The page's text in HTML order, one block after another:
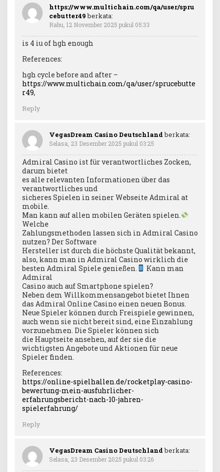
https://www.multichain.com/qa/user/spru
cebutter49 berkata:
Rabu, 12 November 2025 pukul 05:33
is 4 iu of hgh enough
References:
hgh cycle before and after –
https://www.multichain.com/qa/user/sprucebutte
r49,
Reply
VegasDream Casino Deutschland berkata:
Selasa, 23 Desember 2025 pukul 03:25
Admiral Casino ist für verantwortliches Zocken,
darum bietet
es alle relevanten Informationen über das
verantwortliches und
sicheres Spielen in seiner Webseite Admiral at
mobile.
Man kann auf allen mobilen Geräten spielen.
Welche
Zahlungsmethoden lassen sich in Admiral Casino
nutzen? Der Software
Hersteller ist durch die höchste Qualität bekannt,
also, kann man in Admiral Casino wirklich die
besten Admiral Spiele genießen.
Kann man
Admiral
Casino auch auf Smartphone spielen?
Neben dem Willkommensangebot bietet Ihnen
das Admiral Online Casino einen neuen Bonus.
Neue Spieler können durch Freispiele gewinnen,
auch wenn sie nicht bereit sind, eine Einzahlung
vorzunehmen. Die Spieler können sich
die Hauptseite ansehen, auf der sie die
wichtigsten Angebote und Aktionen für neue
Spieler finden.
References:
https://online-spielhallen.de/rocketplay-casino-
bewertung-mein-ausfuhrlicher-
erfahrungsbericht-nach-10-jahren-
spielerfahrung/
Reply
VegasDream Casino Deutschland berkata:
Selasa, 23 Desember 2025 pukul 03:26